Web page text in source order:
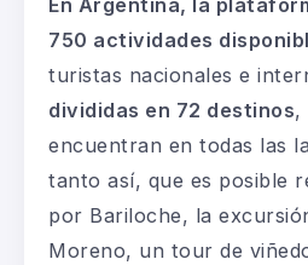
750 actividades
turistas nacionales e
divididas en 72 destinos,
encuentran en todas las
tanto así, que es posible
por Bariloche, la
Moreno, un tour de